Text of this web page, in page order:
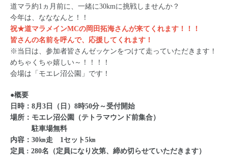
道マラ約1ヵ月前に、一緒に30kmに挑戦しませんか？
今年は、なななんと！！
祝★道マラメインMCの岡田拓海さんが来てくれます！！！
皆さんの名前を呼んで、応援してくれます！
※当日は、参加者皆さんゼッケンをつけて走っていただきます！
めちゃくちゃ嬉しい～！！！！
会場は「モエレ沼公園」です！
●概要
日時：8月3日（日）8時50分～受付開始
場所：モエレ沼公園（テトラマウンド前集合）
駐車場無料
内容：30㎞走 1セット5㎞
定員 : 280名（定員になり次第、締め切らせていただきます）